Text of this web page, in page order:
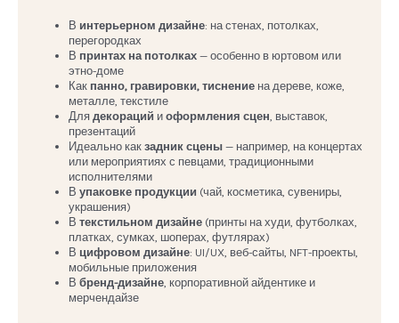
В интерьерном дизайне: на стенах, потолках,
перегородках
В принтах на потолках — особенно в юртовом или
этно-доме
Как панно, гравировки, тиснение на дереве, коже,
металле, текстиле
Длядекораций иоформления сцен, выставок,
презентаций
Идеально какзадник сцены — например, на концертах
или мероприятиях с певцами, традиционными
исполнителями
Вупаковке продукции (чай, косметика, сувениры,
украшения)
Втекстильном дизайне (принты на худи, футболках,
платках, сумках, шоперах, футлярах)
В цифровом дизайне: UI/UX, веб-сайты, NFT-проекты,
мобильные приложения
Вбренд-дизайне, корпоративной айдентике и
мерчендайзе